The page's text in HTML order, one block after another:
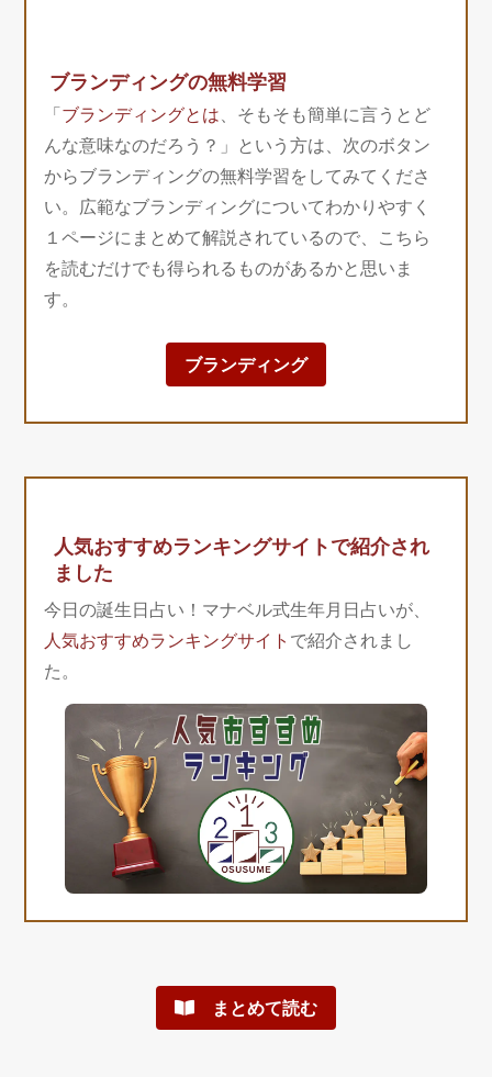
ブランディングの無料学習
「ブランディングとは、そもそも簡単に言うとど
んな意味なのだろう？」という方は、次のボタン
からブランディングの無料学習をしてみてくださ
い。広範なブランディングについてわかりやすく
１ページにまとめて解説されているので、こちら
を読むだけでも得られるものがあるかと思いま
す。
ブランディング
人気おすすめランキングサイトで紹介され
ました
今日の誕生日占い！マナベル式生年月日占いが、
人気おすすめランキングサイト で紹介されまし
た。
まとめて読む